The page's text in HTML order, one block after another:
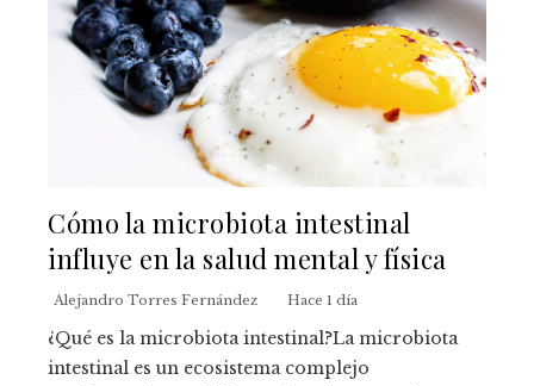
Cómo la microbiota intestinal
influye en la salud mental y física
Alejandro Torres Fernández Hace 1 día
¿Qué es la microbiota intestinal?La microbiota
intestinal es un ecosistema complejo